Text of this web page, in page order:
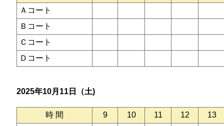
Ａコート
Ｂコート
Ｃコート
Ｄコート
2025年10月11日（土)
時 間 9 10 11 12
13